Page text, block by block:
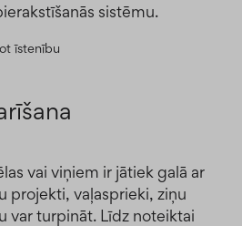
sistēmu.
īstenību
vai viņiem ir jātiek galā ar
projekti, vaļasprieki, ziņu
var turpināt. Līdz noteiktai